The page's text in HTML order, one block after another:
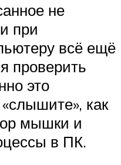
не
при
всё ещё
проверить
это
как
мышки и
в ПК.